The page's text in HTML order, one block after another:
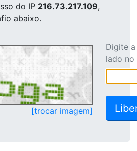
do IP 216.73.217.109,
abaixo.
[trocar imagem]
Digite
lado no